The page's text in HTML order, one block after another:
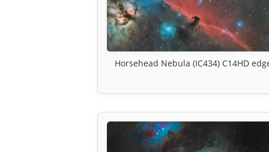
Horsehead Nebula (IC434) C14HD